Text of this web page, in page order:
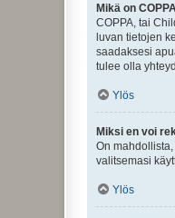
Mikä on
COPPA, tai
luvan tietojen
saadaksesi
tulee olla
Ylös
Miksi en voi
On
valitsemasi
Ylös